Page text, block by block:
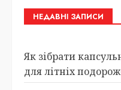
НЕДАВНІ ЗАПИСИ
Як зібрати
для літніх